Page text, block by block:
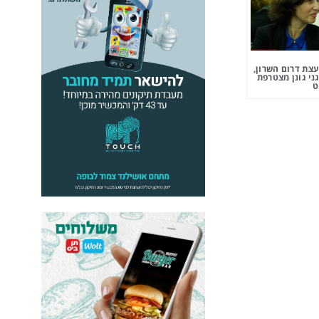
דרום השרון,
גונן מצטרפת